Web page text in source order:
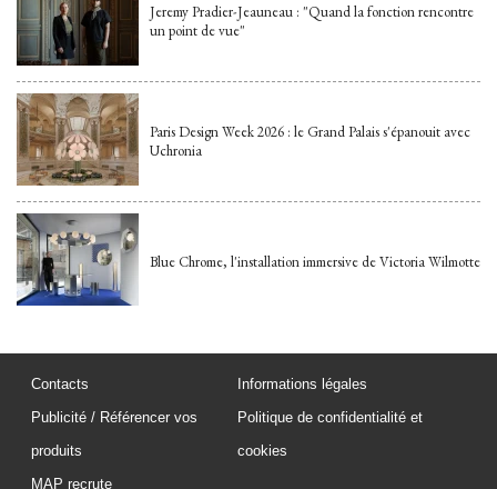
Jeremy Pradier-Jeauneau : "Quand la fonction rencontre
un point de vue"
Paris Design Week 2026 : le Grand Palais s'épanouit avec
Uchronia
Blue Chrome, l'installation immersive de Victoria Wilmotte
Contacts
Publicité / Référencer vos
produits
MAP recrute
Informations légales
Politique de confidentialité et
cookies